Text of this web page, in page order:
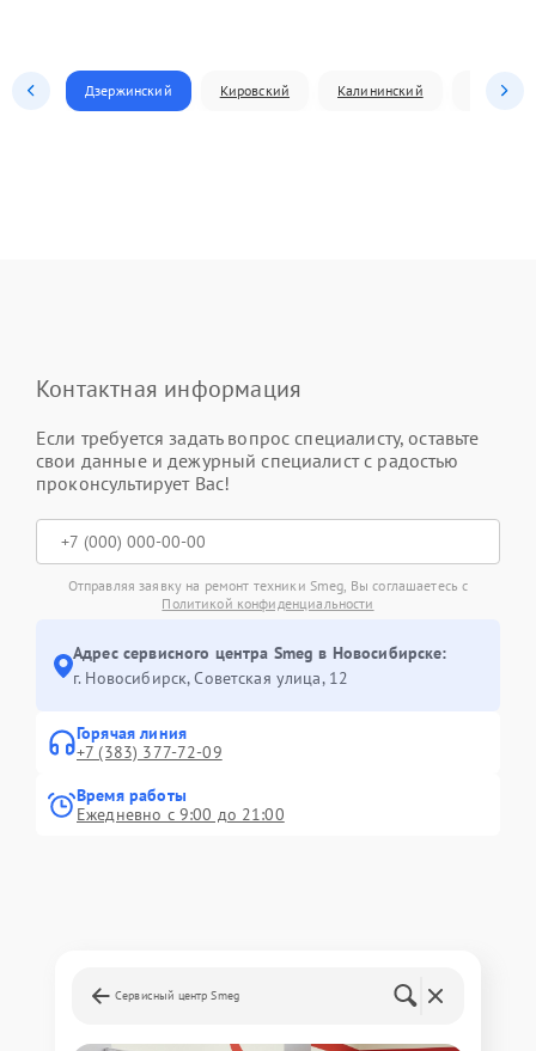
Дзержинский Кировский Калининский
Контактная информация
Если требуется задать вопрос специалисту, оставьте
свои данные и дежурный специалист с радостью
проконсультирует Вас!
Отправляя заявку на ремонт техники Smeg, Вы соглашаетесь с
Политикой конфиденциальности
Адрес сервисного центра Smeg в Новосибирске:
г. Новосибирск, Советская улица, 12
Горячая линия
+7 (383) 377-72-09
Время работы
Ежедневно с 9:00 до 21:00
Сервисный центр Smeg